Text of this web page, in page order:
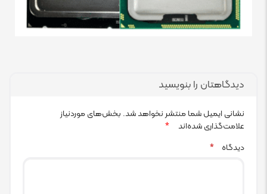
دیدگاهتان را بنویسید
نشانی ایمیل شما منتشر نخواهد شد. بخش‌های موردنیاز
علامت‌گذاری شده‌اند
*
دیدگاه
*